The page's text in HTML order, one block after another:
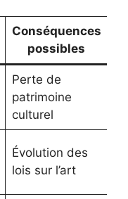
Conséquences
possibles
Perte de
patrimoine
culturel
Évolution des
lois sur l’art